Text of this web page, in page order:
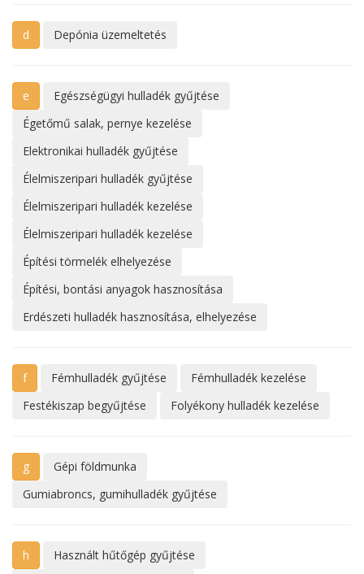
d Depónia üzemeltetés
e
Egészségügyi hulladék gyűjtése
Égetőmű salak, pernye kezelése
Elektronikai hulladék gyűjtése
Élelmiszeripari hulladék gyűjtése
Élelmiszeripari hulladék kezelése
Élelmiszeripari hulladék kezelése
Építési törmelék elhelyezése
Építési, bontási anyagok hasznosítása
Erdészeti hulladék hasznosítása, elhelyezése
f Fémhulladék gyűjtése
Fémhulladék kezelése
Festékiszap begyűjtése
Folyékony hulladék kezelése
g
Gépi földmunka
Gumiabroncs, gumihulladék gyűjtése
h
Használt hűtőgép gyűjtése